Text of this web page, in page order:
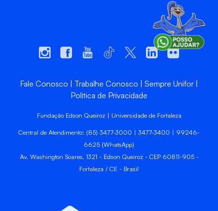
Fale Conosco Trabalhe Conosco
Sempre Unifor
Política de Privacidade
Fundação Edson Queiroz | Universidade de Fortaleza
Central de Atendimento: (85) 3477-3000 | 3477-3400 | 99246-
6625 (WhatsApp)
Av. Washington Soares, 1321 - Edson Queiroz - CEP 60811-905 -
Fortaleza / CE - Brasil